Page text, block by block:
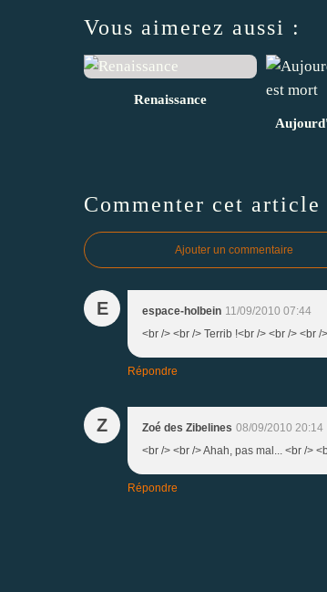
Vous aimerez aussi :
Renaissance
Commenter cet article
Ajouter un commentaire
E espace-holbein 11/09/2010 07:44
<br /> <br /> Terrib !<br /> <br /> <br /
Répondre
Z Zoé des Zibelines 08/09/2010 20:14
<br /> <br /> Ahah, pas mal... <br />
Répondre